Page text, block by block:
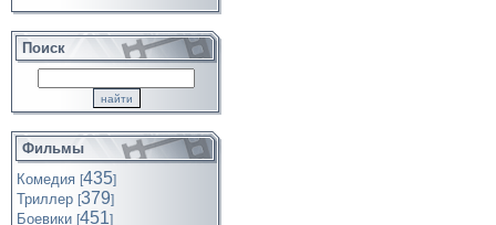
Поиск
Фильмы
Комедия [435]
Триллер [379]
Боевики [451]